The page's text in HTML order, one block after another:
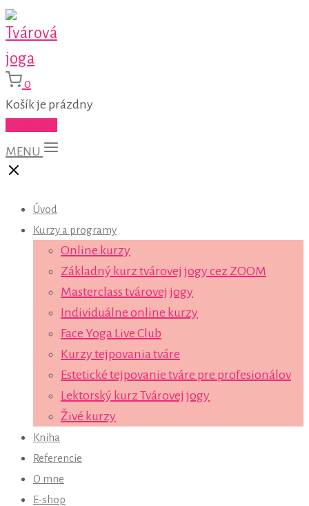
0
Košík je prázdny
MENU
Úvod
Kurzy a programy
Online kurzy
Základný kurz tvárovej jogy cez ZOOM
Masterclass tvárovej jogy
Individuálne online kurzy
Face Yoga Live Club
Kurzy tejpovania tváre
Estetické tejpovanie tváre pre profesionálov
Lektorský kurz Tvárovej jogy
Živé kurzy
Kniha
Referencie
O mne
E-shop